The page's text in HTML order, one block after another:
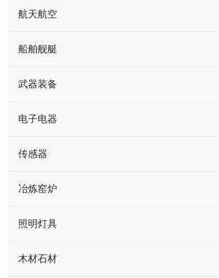
航天航空
船舶舰艇
武器装备
电子电器
传感器
冶炼窑炉
照明灯具
木材石材